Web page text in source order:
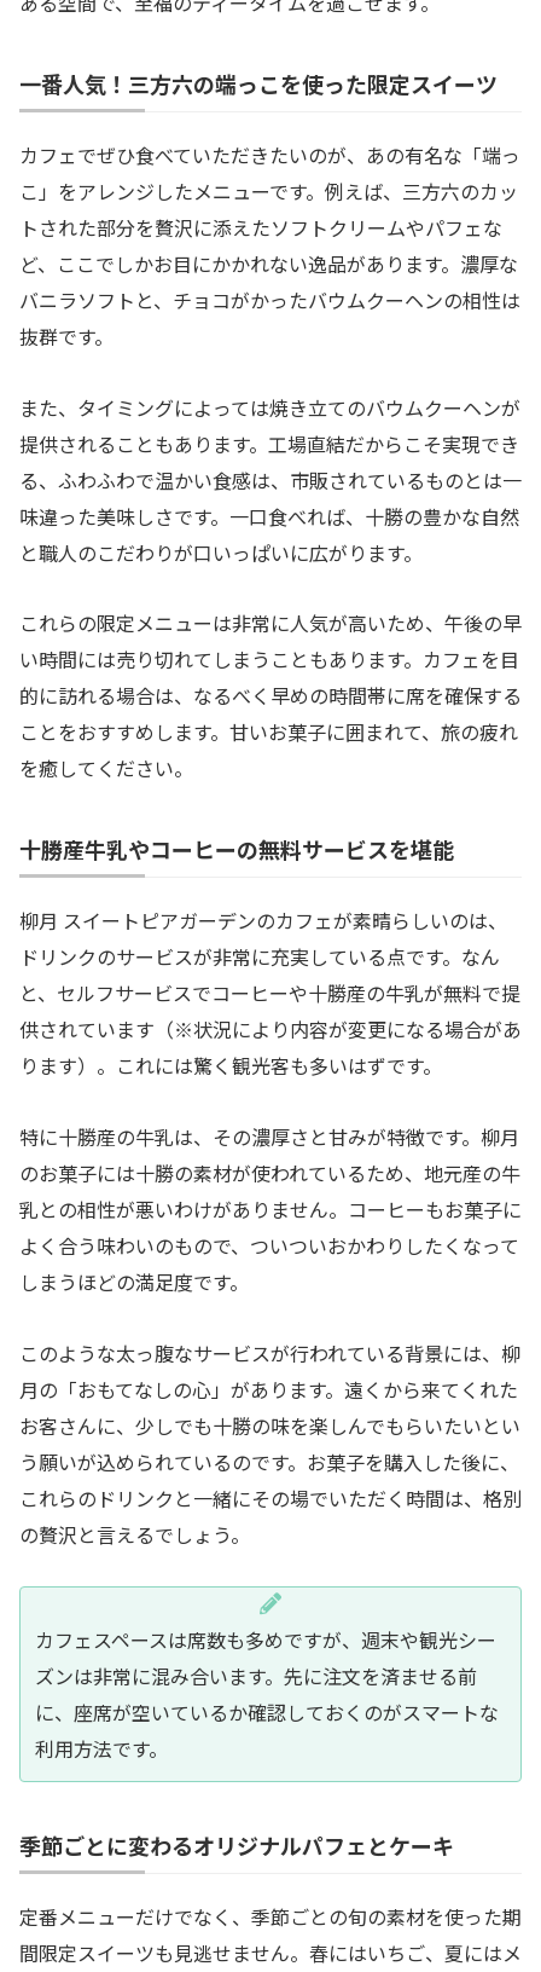
一番人気！三方六の端っこを使った限定スイーツ
カフェでぜひ食べていただきたいのが、あの有名な「端っ
こ」をアレンジしたメニューです。例えば、三方六のカッ
トされた部分を贅沢に添えたソフトクリームやパフェな
ど、ここでしかお目にかかれない逸品があります。濃厚な
バニラソフトと、チョコがかったバウムクーヘンの相性は
抜群です。
また、タイミングによっては焼き立てのバウムクーヘンが
提供されることもあります。工場直結だからこそ実現でき
る、ふわふわで温かい食感は、市販されているものとは一
味違った美味しさです。一口食べれば、十勝の豊かな自然
と職人のこだわりが口いっぱいに広がります。
これらの限定メニューは非常に人気が高いため、午後の早
い時間には売り切れてしまうこともあります。カフェを目
的に訪れる場合は、なるべく早めの時間帯に席を確保する
ことをおすすめします。甘いお菓子に囲まれて、旅の疲れ
を癒してください。
十勝産牛乳やコーヒーの無料サービスを堪能
柳月 スイートピアガーデンのカフェが素晴らしいのは、
ドリンクのサービスが非常に充実している点です。なん
と、セルフサービスでコーヒーや十勝産の牛乳が無料で提
供されています（※状況により内容が変更になる場合があ
ります）。これには驚く観光客も多いはずです。
特に十勝産の牛乳は、その濃厚さと甘みが特徴です。柳月
のお菓子には十勝の素材が使われているため、地元産の牛
乳との相性が悪いわけがありません。コーヒーもお菓子に
よく合う味わいのもので、ついついおかわりしたくなって
しまうほどの満足度です。
このような太っ腹なサービスが行われている背景には、柳
月の「おもてなしの心」があります。遠くから来てくれた
お客さんに、少しでも十勝の味を楽しんでもらいたいとい
う願いが込められているのです。お菓子を購入した後に、
これらのドリンクと一緒にその場でいただく時間は、格別
の贅沢と言えるでしょう。
カフェスペースは席数も多めですが、週末や観光シー
ズンは非常に混み合います。先に注文を済ませる前
に、座席が空いているか確認しておくのがスマートな
利用方法です。
季節ごとに変わるオリジナルパフェとケーキ
定番メニューだけでなく、季節ごとの旬の素材を使った期
間限定スイーツも見逃せません。春にはいちご、夏にはメ